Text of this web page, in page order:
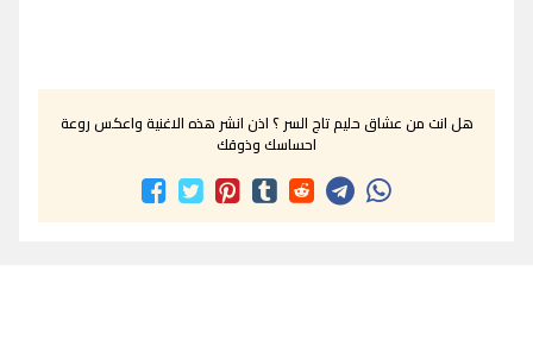
هل انت من عشاق حليم تاج السر ؟ اذن انشر هذه الاغنية واعكس روعة
احساسك وذوقك